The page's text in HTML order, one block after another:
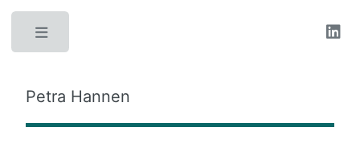
Petra Hannen